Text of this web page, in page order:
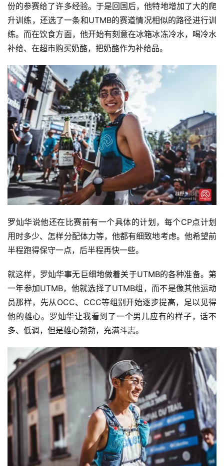
份的参赛给了许多经验。于是回国后，他特地增加了大的爬
升训练，还选了一条和UTMB的赛道情况相似的路径进行训
练。而在饮食方面，他开始有刻意在冰箱冰冻冷水，喝冷水
补给、在超市购买奶酪，把奶酪作为补给品。
罗灿华说他还在比赛前有一个具体的计划，每个CP点计划
用时多少、怎样分配体力等，他都有细致地考虑。他希望前
半程跑得保守一点，后半程再快一些。
就这样，罗灿华事无巨细地做着关于UTMB的各种准备。第
一年参加UTMB，他就选择了UTMB组，而不是像其他运动
员那样，先从OCC、CCC等组别开始逐步提高，足以见得
他的雄心。罗灿华让我看到了一个男儿应有的样子，话不
多、低调，但是雄心勃勃，充满斗志。